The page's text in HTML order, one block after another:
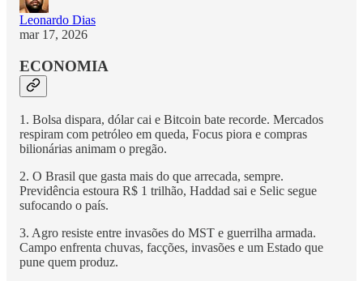
Leonardo Dias
mar 17, 2026
ECONOMIA
1. Bolsa dispara, dólar cai e Bitcoin bate recorde. Mercados
respiram com petróleo em queda, Focus piora e compras
bilionárias animam o pregão.
2. O Brasil que gasta mais do que arrecada, sempre.
Previdência estoura R$ 1 trilhão, Haddad sai e Selic segue
sufocando o país.
3. Agro resiste entre invasões do MST e guerrilha armada.
Campo enfrenta chuvas, facções, invasões e um Estado que
pune quem produz.